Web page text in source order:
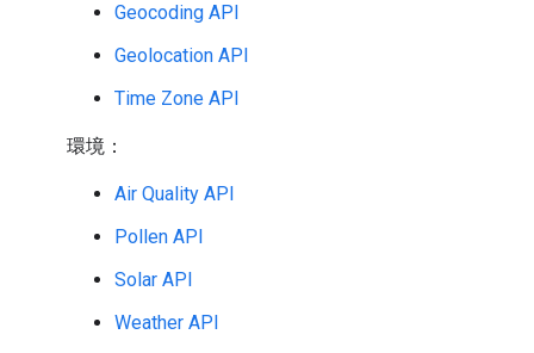
Geocoding API
Geolocation API
Time Zone API
環境：
Air Quality API
Pollen API
Solar API
Weather API